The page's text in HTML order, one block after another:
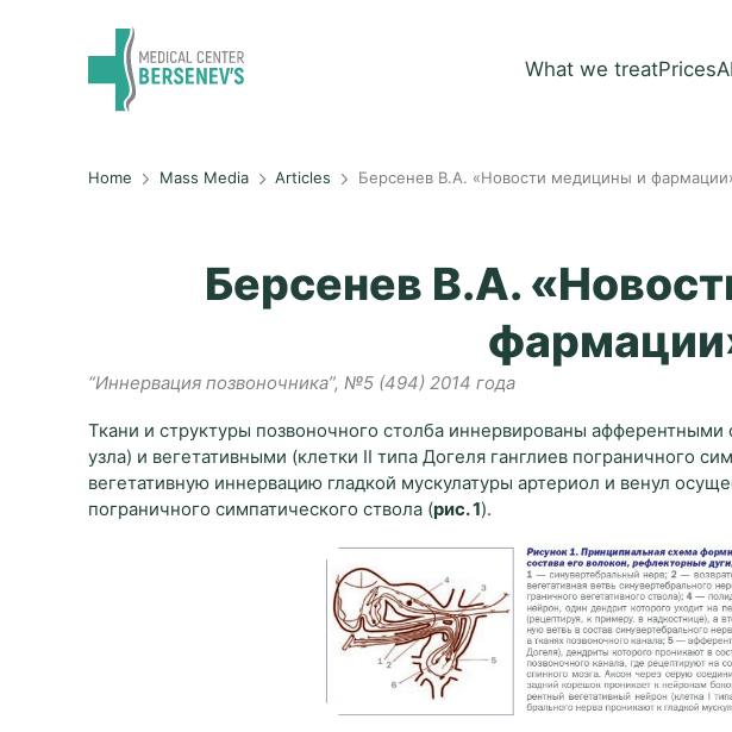
What we treatPrices
Home Mass Media Articles Берсенев В.А. «Новости медицины и
Берсенев В.А.
“Иннервация позвоночника”, №5 (494) 2014 года
Ткани и структуры позвоночного столба иннервированы
узла) и вегетативными (клетки II типа Догеля ганглиев пограничного
вегетативную иннервацию гладкой мускулатуры артериол и венул
пограничного симпатического ствола (рис. 1).